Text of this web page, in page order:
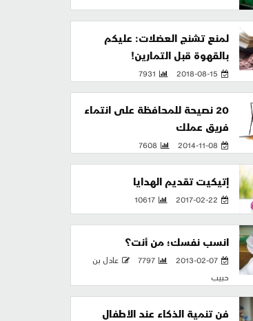
لمنع تشنج العضلات: عليكم
بالقهوة قبل التمارين!
2018-08-15
7931
20 نصيحة للمحافظة على انتماء
فريق عملك
2014-11-08
7608
إتيكيت تقديم الهدايا
2017-02-22
10617
انسب نفسك؛ من أنت؟
2013-02-07
7797
عادل بن
حبيب
فن تنمية الذكاء عند الأطفال